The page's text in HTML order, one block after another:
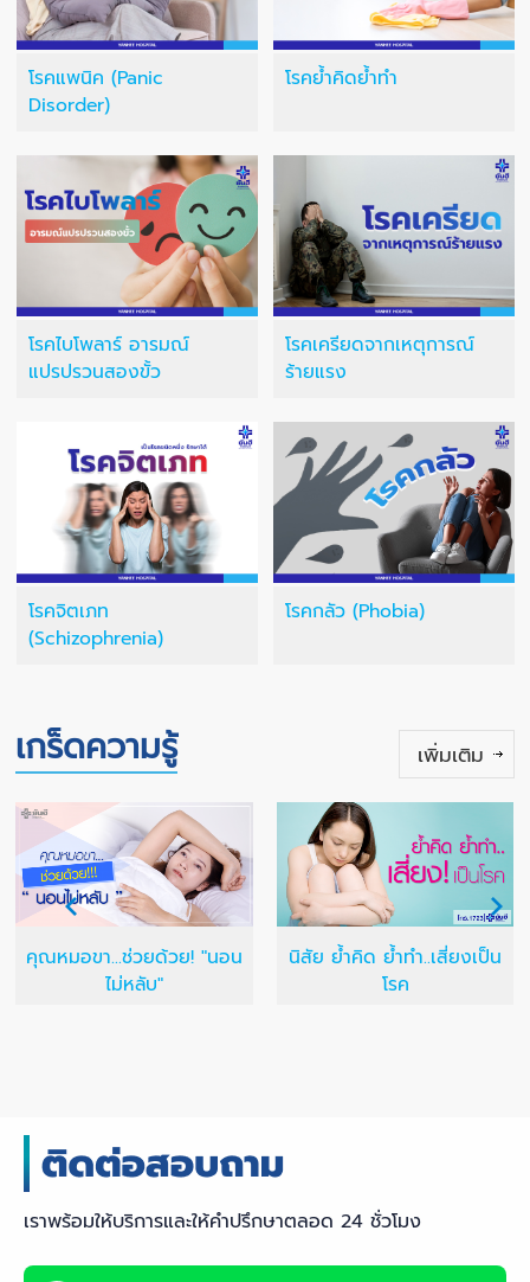
โรคแพนิค (Panic
Disorder)
โรคย้ำคิดย้ำทำ
โรคไบโพลาร์ อารมณ์
แปรปรวนสองขั้ว
โรคเครียดจากเหตุการณ์
ร้ายแรง
โรคจิตเภท
(Schizophrenia)
โรคกลัว (Phobia)
เกร็ดความรู้ เพิ่มเติม
คุณหมอขา...ช่วยด้วย! "นอน
ไม่หลับ"
นิสัย ย้ำคิด ย้ำทำ..เสี่ยงเป็น
โรค
เราพร้อมให้บริการและให้คำปรึกษาตลอด 24 ชั่วโมง